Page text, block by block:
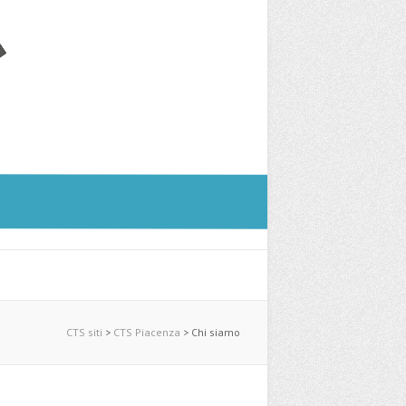
CTS siti > CTS Piacenza > Chi siamo